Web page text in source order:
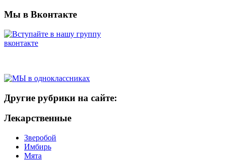
Мы в Вконтакте
Другие рубрики на сайте:
Лекарственные
Зверобой
Имбирь
Мята